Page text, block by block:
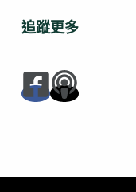
追蹤更多